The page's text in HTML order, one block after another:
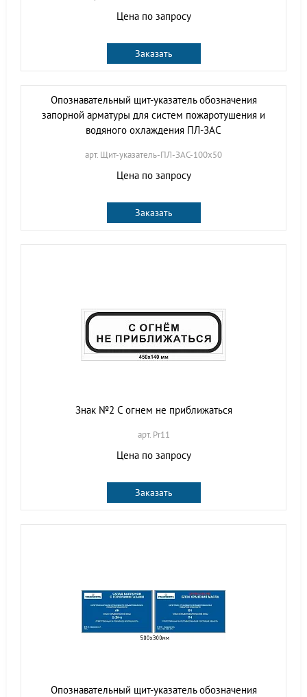
Цена по запросу
Заказать
Опознавательный щит-указатель обозначения
запорной арматуры для систем пожаротушения и
водяного охлаждения ПЛ-ЗАС
арт. Щит-указатель-ПЛ-ЗАС-100х50
Цена по запросу
Заказать
Знак №2 С огнем не приближаться
арт. Pr11
Цена по запросу
Заказать
Опознавательный щит-указатель обозначения